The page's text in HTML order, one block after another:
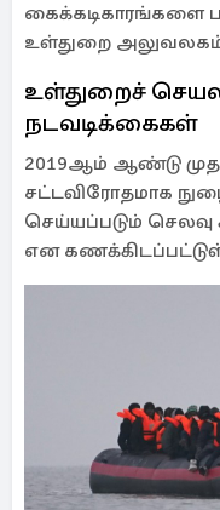
கைக்கடிகாரங்களை
உள்துறை அலுவலகம்
உள்துறைச்
நடவடிக்கைகள்
2019ஆம் ஆண்டு
சட்டவிரோதமாக
செய்யப்படும் செலவு
என